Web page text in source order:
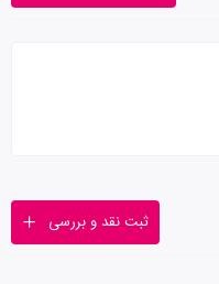
ثبت نقد و بررسی